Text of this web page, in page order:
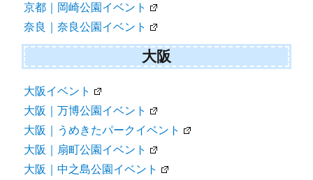
京都｜岡崎公園イベント
奈良｜奈良公園イベント
大阪
大阪イベント
大阪｜万博公園イベント
大阪｜うめきたパークイベント
大阪｜扇町公園イベント
大阪｜中之島公園イベント